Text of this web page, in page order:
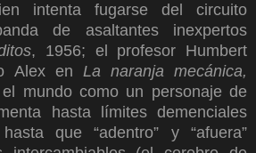
intenta fugarse del circuito
de asaltantes inexpertos
, 1956; el profesor Humbert
Alex en La naranja mecánica,
mundo como un personaje de
hasta límites demenciales
que “adentro” y “afuera”